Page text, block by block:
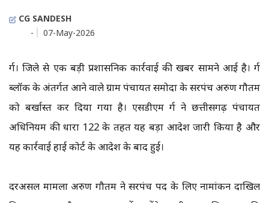
CG SANDESH
-
07-May-2026
दुर्ग। जिले से एक बड़ी प्रशासनिक कार्रवाई की खबर सामने आई है। दुर्ग
ब्लॉक के अंतर्गत आने वाले ग्राम पंचायत समोदा के सरपंच अरुण गौतम
को बर्खास्त कर दिया गया है। एसडीएम दुर्ग ने छत्तीसगढ़ पंचायत
अधिनियम की धारा 122 के तहत यह बड़ा आदेश जारी किया है और
यह कार्रवाई हाई कोर्ट के आदेश के बाद हुई।
दरअसल मामला अरुण गौतम ने सरपंच पद के लिए नामांकन दाखिल